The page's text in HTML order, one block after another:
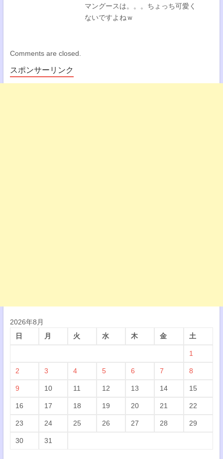
マングースは。。。ちょっち可愛く
ないですよねｗ
Comments are closed.
スポンサーリンク
2026年8月
日
月 火 水 木 金 土
1
2 3 4 5 6 7 8
9 10 11 12 13 14 15
16 17 18 19 20 21 22
23 24 25 26 27 28 29
30 31